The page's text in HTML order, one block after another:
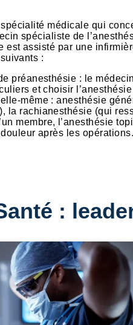
spécialité médicale qui
spécialiste de
est assisté par une
:
préanesthésie : le
et choisir
elle-même : anesthésie
la rachianesthésie (qui
membre, l’anesthésie
après les opérations.
: